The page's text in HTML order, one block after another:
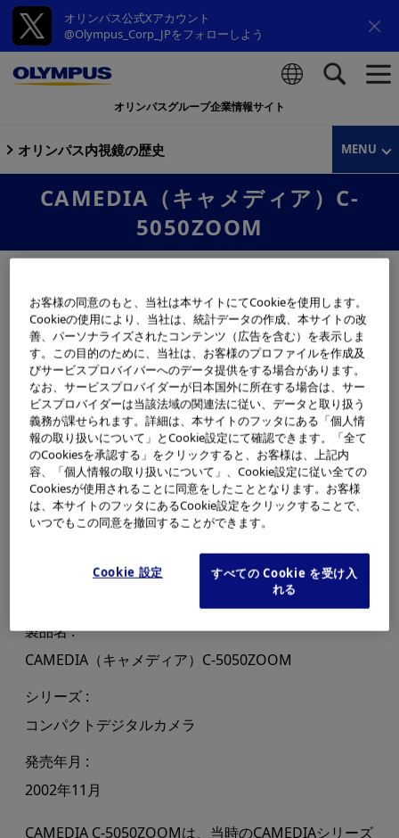
オリンパス公式Xアカウント
@Olympus_Corp_JPをフォローしよう
オリンパスグループ企業情報サイト
オリンパス内視鏡の歴史 MENU
CAMEDIA（キャメディア）C-
5050ZOOM
製品名
CAMEDIA（キャメディア）C-5050ZOOM
シリーズ
コンパクトデジタルカメラ
発売年月
2002年11月
CAMEDIA C-5050ZOOMは、当時のCAMEDIAシリーズ
お客様の同意のもと、当社は本サイトにてCookieを使用します。
Cookieの使用により、当社は、統計データの作成、本サイトの改
善、パーソナライズされたコンテンツ（広告を含む）を表示しま
す。この目的のために、当社は、お客様のプロファイルを作成及
びサービスプロバイバーへのデータ提供をする場合があります。
なお、サービスプロバイダーが日本国外に所在する場合は、サー
ビスプロバイダーは当該法域の関連法に従い、データと取り扱う
義務が課せられます。詳細は、本サイトのフッタにある「個人情
報の取り扱いについて」とCookie設定にて確認できます。「全て
のCookiesを承認する」をクリックすると、お客様は、上記内
容、「個人情報の取り扱いについて」、Cookie設定に従い全ての
Cookiesが使用されることに同意をしたこととなります。お客様
は、本サイトのフッタにあるCookie設定をクリックすることで、
いつでもこの同意を撤回することができます。
Cookie 設定
すべての Cookie を受け入
れる